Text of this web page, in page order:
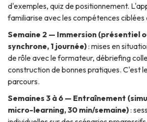
d'exemples, quiz de positionnement.
familiarise avec les compétences ciblées
Semaine 2 — Immersion (présentiel
synchrone, 1 journée): mises en
de rôle avec le formateur, débriefing
construction de bonnes pratiques. C'est
parcours.
Semaines 3 à 6 — Entraînement
micro-learning, 30 min/semaine):